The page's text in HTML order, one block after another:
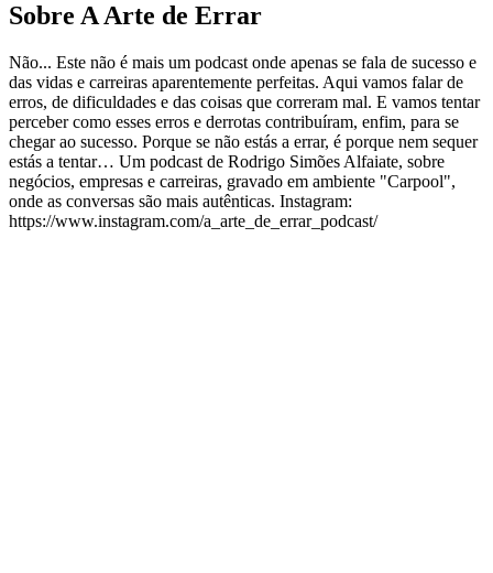
Sobre A Arte de Errar
Não... Este não é mais um podcast onde apenas se fala de sucesso e
das vidas e carreiras aparentemente perfeitas. Aqui vamos falar de
erros, de dificuldades e das coisas que correram mal. E vamos tentar
perceber como esses erros e derrotas contribuíram, enfim, para se
chegar ao sucesso. Porque se não estás a errar, é porque nem sequer
estás a tentar… Um podcast de Rodrigo Simões Alfaiate, sobre
negócios, empresas e carreiras, gravado em ambiente "Carpool",
onde as conversas são mais autênticas. Instagram:
https://www.instagram.com/a_arte_de_errar_podcast/